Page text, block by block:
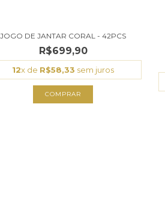
JOGO DE JANTAR CORAL - 42PCS
R$699,90
12x de R$58,33 sem juros